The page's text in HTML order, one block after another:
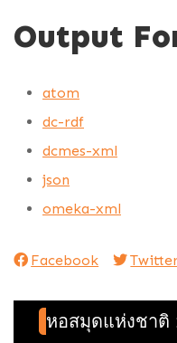
Output
atom
dc-rdf
dcmes-xml
json
omeka-xml
Facebook
หอสมุดแห่งชาติ